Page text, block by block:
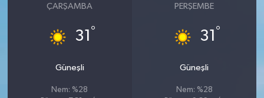
ÇARŞAMBA
31 °
Güneşli
Nem: %28
PERŞEMBE
31 °
Güneşli
Nem: %28